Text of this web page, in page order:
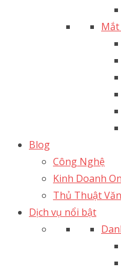
Mắt
Blog
Công Nghệ
Kinh Doanh
Thủ Thuật
Dịch vụ nổi bật